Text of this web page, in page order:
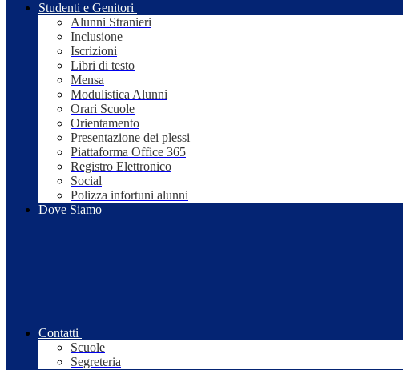
Studenti e Genitori
Alunni Stranieri
Inclusione
Iscrizioni
Libri di testo
Mensa
Modulistica Alunni
Orari Scuole
Orientamento
Presentazione dei plessi
Piattaforma Office 365
Registro Elettronico
Social
Polizza infortuni alunni
Dove Siamo
Contatti
Scuole
Segreteria